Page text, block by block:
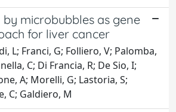
microbubbles as gene
for liver cancer
L; Franci, G; Folliero, V; Palomba,
C; Di Francia, R; De Sio, I;
A; Morelli, G; Lastoria, S;
C; Galdiero, M